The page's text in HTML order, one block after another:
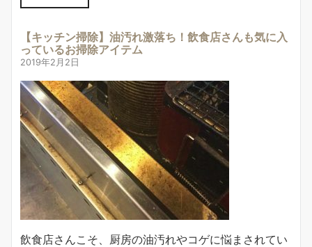
【キッチン掃除】油汚れ激落ち！飲食店さんも気に入
っているお掃除アイテム
2019年2月2日
飲食店さんこそ、厨房の油汚れやコゲに悩まされてい